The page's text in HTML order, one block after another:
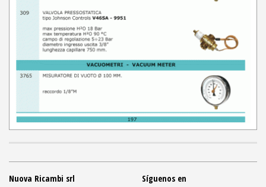
Nuova Ricambi srl Síguenos en